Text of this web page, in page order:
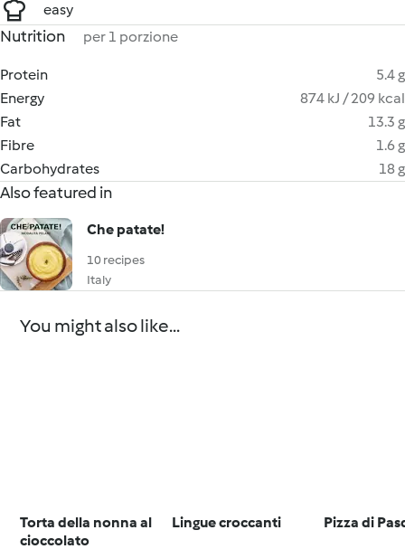
easy
Nutrition per 1 porzione
Protein
5.4 g
Energy
874 kJ / 209 kcal
Fat
13.3 g
Fibre
1.6 g
Carbohydrates
18 g
Also featured in
Che patate!
10 recipes
Italy
You might also like...
Torta della nonna al
cioccolato
Lingue croccanti Pizza di